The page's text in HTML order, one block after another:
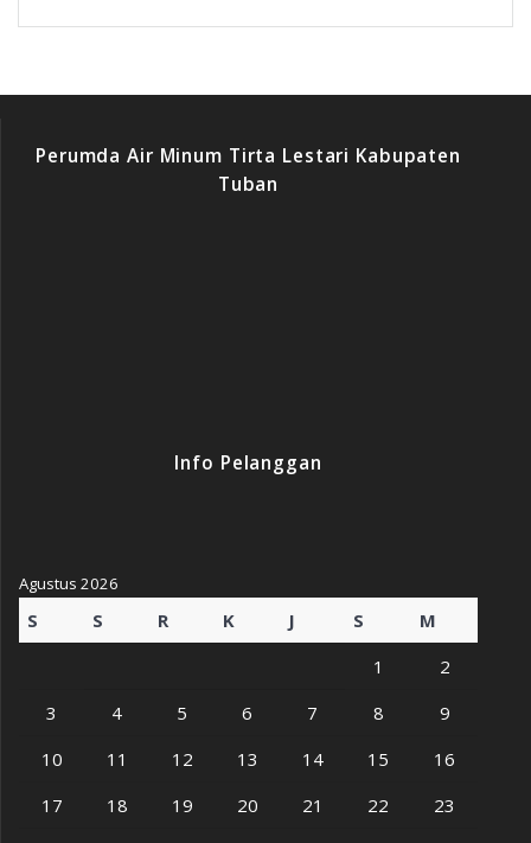
Perumda Air Minum Tirta Lestari Kabupaten
Tuban
Info Pelanggan
Agustus 2026
S S R K J S
M
1
2
3
4 5 6 7 8
9
10
11 12 13 14 15
16
17
18 19 20 21 22
23